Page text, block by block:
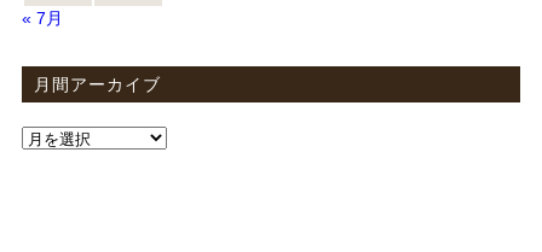
« 7月
月間アーカイブ